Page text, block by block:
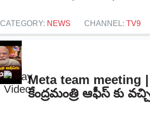
CATEGORY: NEWS CHANNEL: TV9
Meta team meeting
కేంద్రమంత్రి ఆఫీస్ కు